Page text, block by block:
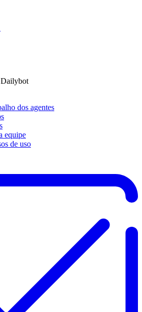
Dailybot
dos agentes
equipe
de uso